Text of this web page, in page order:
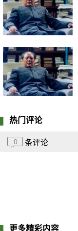
热门评论
0 条评论
更多精彩内容